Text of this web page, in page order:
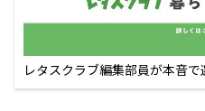
レタスクラブ編集部員が本音